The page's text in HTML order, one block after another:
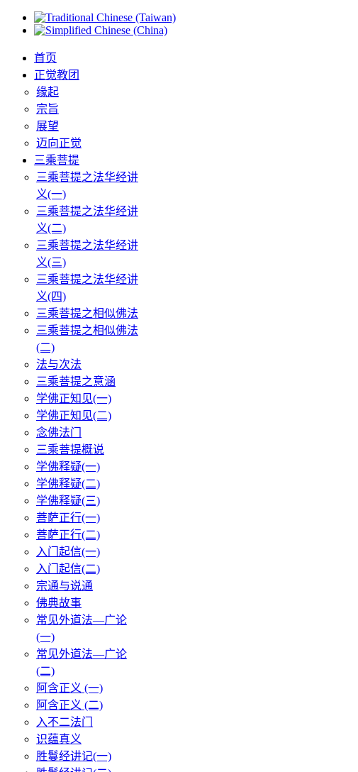
首页
正觉教团
缘起
宗旨
展望
迈向正觉
三乘菩提
三乘菩提之法华经讲
义(一)
三乘菩提之法华经讲
义(二)
三乘菩提之法华经讲
义(三)
三乘菩提之法华经讲
义(四)
三乘菩提之相似佛法
三乘菩提之相似佛法
(二)
法与次法
三乘菩提之意涵
学佛正知见(一)
学佛正知见(二)
念佛法门
三乘菩提概说
学佛释疑(一)
学佛释疑(二)
学佛释疑(三)
菩萨正行(一)
菩萨正行(二)
入门起信(一)
入门起信(二)
宗通与说通
佛典故事
常见外道法—广论
(一)
常见外道法—广论
(二)
阿含正义 (一)
阿含正义 (二)
入不二法门
识蕴真义
胜鬘经讲记(一)